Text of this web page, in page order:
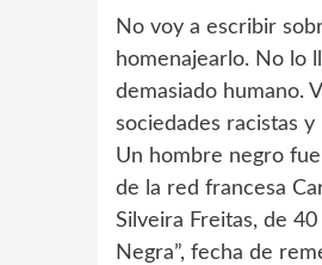
No voy a escribir
homenajearlo. No lo
demasiado humano.
sociedades racistas y
Un hombre negro
de la red francesa
Silveira Freitas, de
Negra”, fecha de